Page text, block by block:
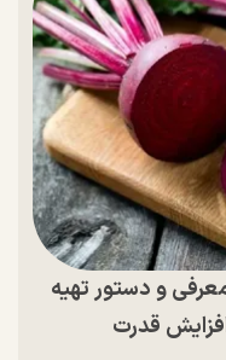
و دستور تهیه
قدرت